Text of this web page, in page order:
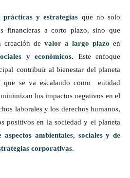
prácticas y estrategias que no solo
financieras a corto plazo, sino que
creación de valor a largo plazo en
y económicos. Este enfoque
contribuir al bienestar del planeta
que se va escalando como entidad
los impactos negativos en el
laborales y los derechos humanos,
positivos en la sociedad y el planeta
ambientales, sociales y de
corporativas.